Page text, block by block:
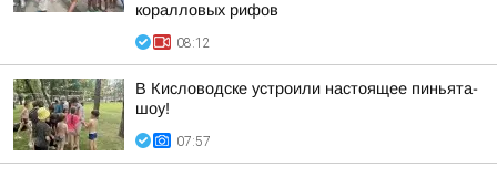
коралловых рифов
08:12
В Кисловодске устроили настоящее пиньята-
шоу!
07:57